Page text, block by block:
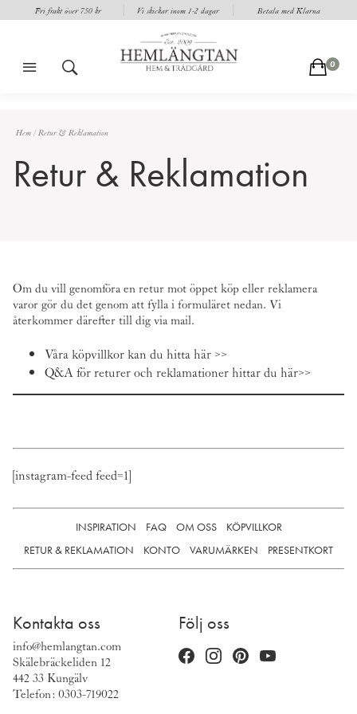
Fri frakt över 750 kr Vi skickar inom 1-2 dagar Betala med Klarna
m s c 0
Hem / Retur & Reklamation
Retur & Reklamation
Om du vill genomföra en retur mot öppet köp eller reklamera
varor gör du det genom att fylla i formuläret nedan. Vi
återkommer därefter till dig via mail.
Våra köpvillkor kan du hitta här >>
Q&A för returer och reklamationer hittar du här>>
[instagram-feed feed=1]
INSPIRATION FAQ OM OSS
KÖPVILLKOR
RETUR & REKLAMATION
KONTO VARUMÄRKEN PRESENTKORT
Kontakta oss
info@hemlangtan.com
Skälebräckeliden 12
442 33 Kungälv
Telefon: 0303-719022
Följ oss